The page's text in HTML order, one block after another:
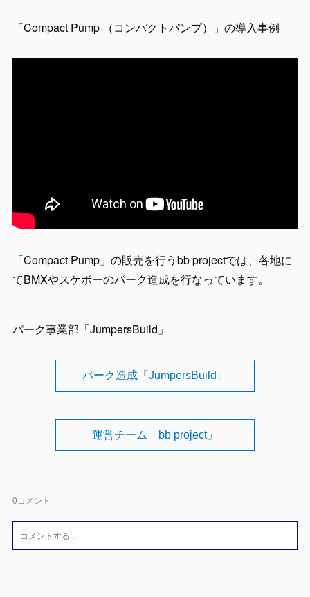
「Compact Pump （コンパクトパンプ）」の導入事例
「Compact Pump」の販売を行うbb projectでは、各地に
てBMXやスケボーのパーク造成を行なっています。
パーク事業部「JumpersBuild」
パーク造成「JumpersBuild」
運営チーム「bb project」
0コメント